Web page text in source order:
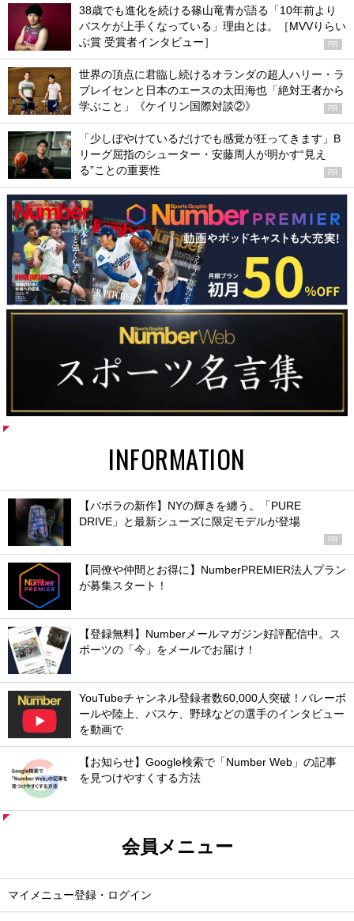
38歳でも進化を続ける篠山竜青が語る「10年前より
バスケが上手くなっている」理由とは。［MVVりらい
ぶ賞 受賞者インタビュー］
PR
世界の頂点に君臨し続けるオランダの超人ハリー・ラ
ブレイセンと日本のエースの太田海也「絶対王者から
学ぶこと」《ケイリン国際対談②》
PR
「少しぼやけているだけでも感覚が狂ってきます」B
リーグ屈指のシューター・安藤周人が明かす“見え
る”ことの重要性
PR
INFORMATION
【バボラの新作】NYの輝きを纏う。「PURE
DRIVE」と最新シューズに限定モデルが登場
PR
【同僚や仲間とお得に】NumberPREMIER法人プラン
が募集スタート！
【登録無料】Numberメールマガジン好評配信中。ス
ポーツの「今」をメールでお届け！
YouTubeチャンネル登録者数60,000人突破！バレーボ
ールや陸上、バスケ、野球などの選手のインタビュー
を動画で
【お知らせ】Google検索で「Number Web」の記事
を見つけやすくする方法
会員メニュー
マイメニュー登録・ログイン